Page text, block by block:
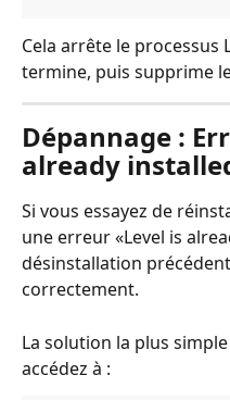
Cela arrête le processus
termine, puis supprime
Dépannage :
already
Si vous essayez de
une erreur «Level is
désinstallation
correctement.
La solution la plus
accédez à :